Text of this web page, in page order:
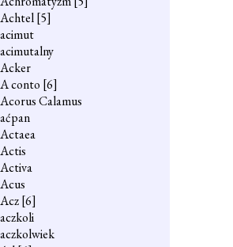
Achtel[5]
acimut
acimutalny
Acker
A conto [6]
Acorus Calamus
aćpan
Actaea
Actis
Activa
Acus
Acz[6]
aczkoli
aczkolwiek